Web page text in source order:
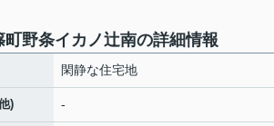
町野条イカノ辻南の詳細情報
閑静な住宅地
) -